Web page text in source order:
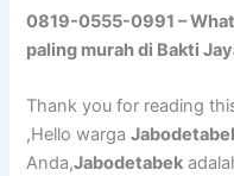
0819-0555-0991 –
paling murah di Bakti
Thank you for reading
,Hello warga
Anda,Jabodetabek